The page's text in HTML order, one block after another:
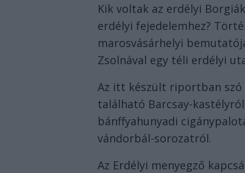
Kik voltak az erdélyi
erdélyi fejedelemhez?
marosvásárhelyi
Zsolnával egy téli erdélyi
Az itt készült riportban szó
található Barcsay-
bánffyahunyadi
vándorbál-sorozatról.
Az Erdélyi menyegző